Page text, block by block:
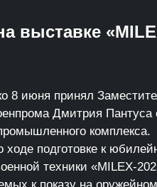
выставке
8 июня принял
Дмитрия Пантуса
комплекса.
ходе подготовке к
техники «MILEX-